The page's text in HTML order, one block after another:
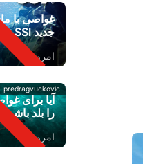
غواصی با
جدید SSI
امروز
predragvuckovic
آیا برای
را بلد
امروز